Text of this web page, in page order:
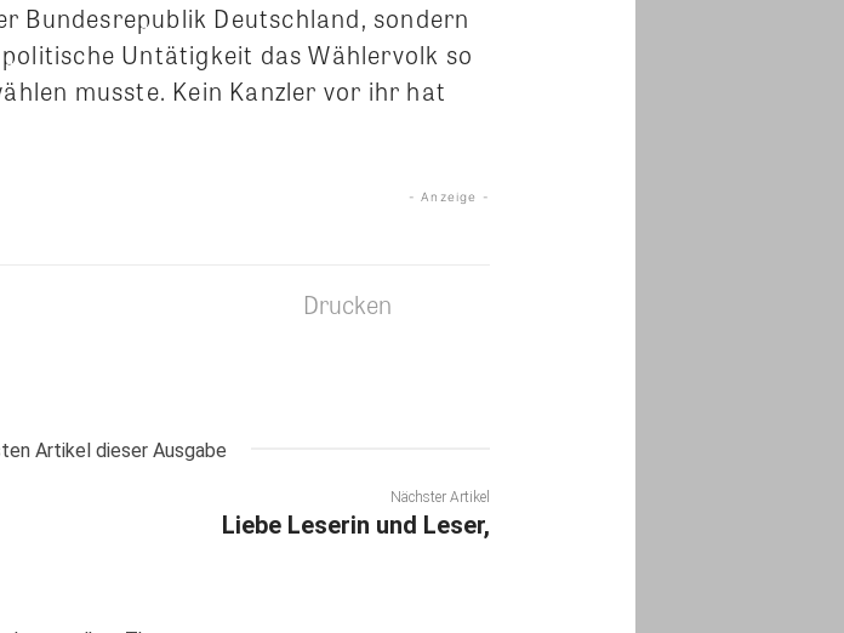
Bundesrepublik Deutschland, sondern
Untätigkeit das Wählervolk so
musste. Kein Kanzler vor ihr hat
- Anzeige -
Drucken
Artikel dieser Ausgabe
Nächster Artikel
Liebe Leserin und Leser,